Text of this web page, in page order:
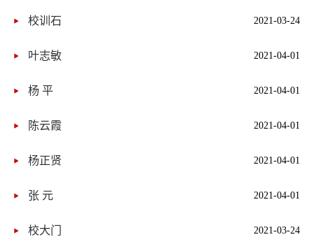
校训石 2021-03-24
叶志敏 2021-04-01
杨 平 2021-04-01
陈云霞 2021-04-01
杨正贤 2021-04-01
张 元 2021-04-01
校大门 2021-03-24